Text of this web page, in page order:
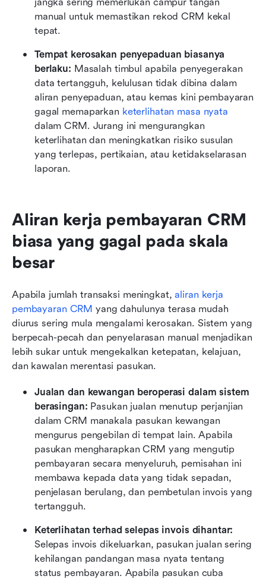
manual untuk memastikan rekod CRM kekal
tepat.
Tempat kerosakan penyepaduan biasanya
berlaku: Masalah timbul apabila penyegerakan
data tertangguh, kelulusan tidak dibina dalam
aliran penyepaduan, atau kemas kini pembayaran
gagal memaparkan keterlihatan masa nyata
dalam CRM. Jurang ini mengurangkan
keterlihatan dan meningkatkan risiko susulan
yang terlepas, pertikaian, atau ketidakselarasan
laporan.
Aliran kerja pembayaran CRM
biasa yang gagal pada skala
besar
Apabila jumlah transaksi meningkat, aliran kerja
pembayaran CRM yang dahulunya terasa mudah
diurus sering mula mengalami kerosakan. Sistem yang
berpecah-pecah dan penyelarasan manual menjadikan
lebih sukar untuk mengekalkan ketepatan, kelajuan,
dan kawalan merentasi pasukan.
Jualan dan kewangan beroperasi dalam sistem
berasingan: Pasukan jualan menutup perjanjian
dalam CRM manakala pasukan kewangan
mengurus pengebilan di tempat lain. Apabila
pasukan mengharapkan CRM yang mengutip
pembayaran secara menyeluruh, pemisahan ini
membawa kepada data yang tidak sepadan,
penjelasan berulang, dan pembetulan invois yang
tertangguh.
Selepas invois dikeluarkan, pasukan jualan sering
kehilangan pandangan masa nyata tentang
status pembayaran. Apabila pasukan cuba